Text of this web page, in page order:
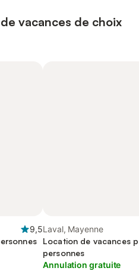
vacances de choix
9,5Laval, Mayenne
Location de vacances
personnes
Annulation gratuite